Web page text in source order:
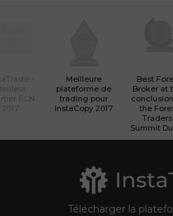
Meilleure
plateforme de
trading pour
InstaCopy 2017
Best
Broker at
the
Traders
Summit
Télécharger la